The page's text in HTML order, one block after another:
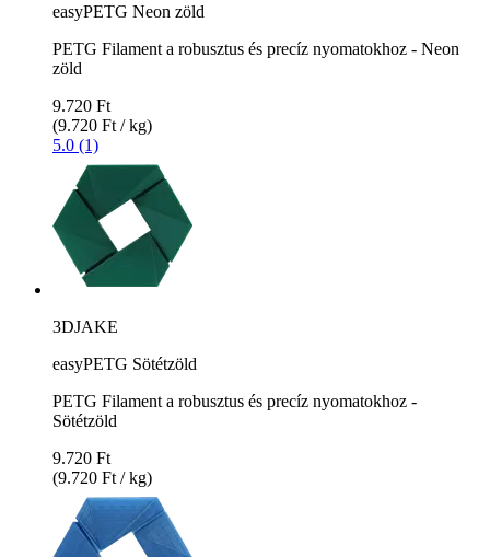
easyPETG Neon zöld
PETG Filament a robusztus és precíz nyomatokhoz - Neon
zöld
9.720 Ft
(9.720 Ft / kg)
5.0 (1)
3DJAKE
easyPETG Sötétzöld
PETG Filament a robusztus és precíz nyomatokhoz -
Sötétzöld
9.720 Ft
(9.720 Ft / kg)